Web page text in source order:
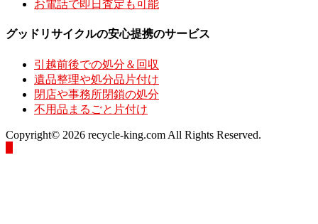
お電話で即日査定も可能
グッドリサイクルの安心提携のサービス
引越前後での処分＆回収
遺品整理や処分品片付け
閉店や事務所閉鎖の処分
不用品まるごと片付け
Copyright© 2026 recycle-king.com All Rights Reserved.